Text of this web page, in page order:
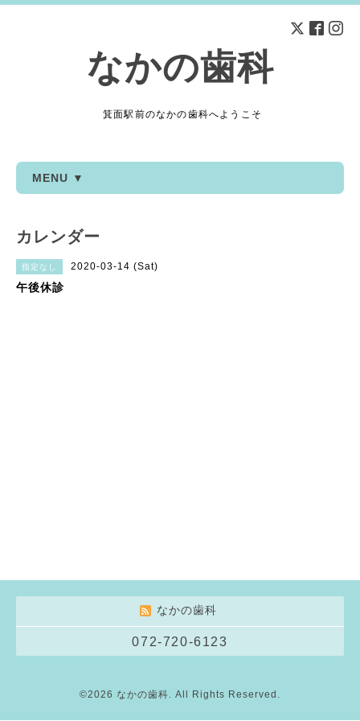
なかの歯科
箕面駅前のなかの歯科へようこそ
MENU ▼
カレンダー
指定なし 2020-03-14 (Sat)
午後休診
なかの歯科
072-720-6123
©2026 なかの歯科. All Rights Reserved.